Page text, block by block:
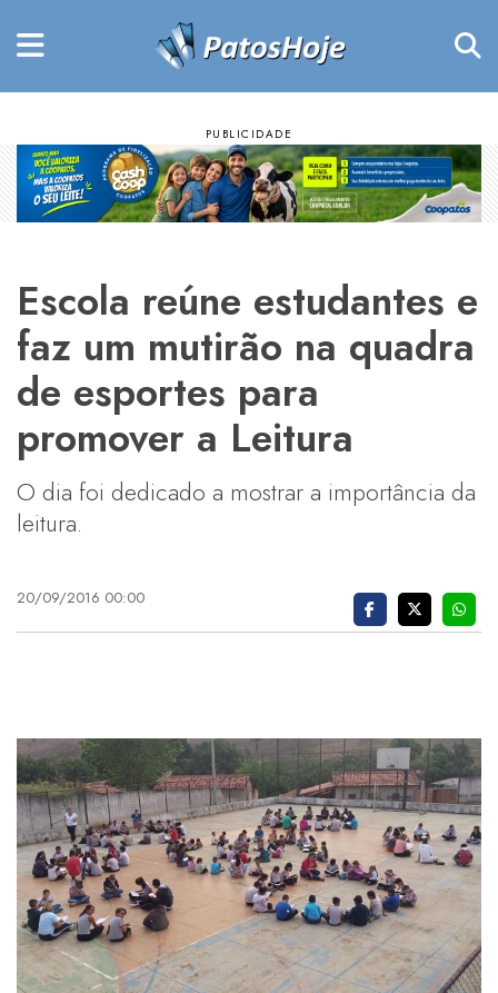
Escola reúne estudantes e
faz um mutirão na quadra
de esportes para
promover a Leitura
O dia foi dedicado a mostrar a importância da
leitura.
20/09/2016 00:00